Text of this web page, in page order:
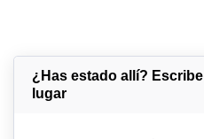
¿Has estado allí?
lugar